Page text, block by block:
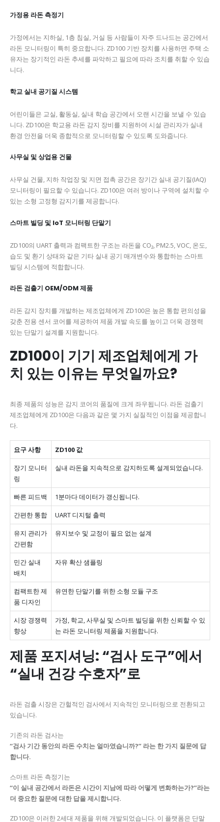
가정용 라돈 측정기
가정에서는 지하실, 1층 침실, 거실 등 사람들이 자주 드나드는 공간에서
라돈 모니터링이 특히 중요합니다. ZD100 기반 장치를 사용하면 주택 소
유자는 장기적인 라돈 추세를 파악하고 필요에 따라 조치를 취할 수 있습
니다.
학교 실내 공기질 시스템
어린이들은 교실, 활동실, 실내 학습 공간에서 오랜 시간을 보낼 수 있습
니다. ZD100은 학교용 라돈 감지 장비를 지원하여 시설 관리자가 실내
환경 안전을 더욱 종합적으로 모니터링할 수 있도록 도와줍니다.
사무실 및 상업용 건물
사무실 건물, 지하 작업장 및 지면 접촉 공간은 장기간 실내 공기질(IAQ)
모니터링이 필요할 수 있습니다. ZD100은 여러 방이나 구역에 설치할 수
있는 소형 고정형 감지기를 제공합니다.
스마트 빌딩 및 IoT 모니터링 단말기
ZD100의 UART 출력과 컴팩트한 구조는 라돈을 CO₂, PM2.5, VOC, 온도,
습도 및 환기 상태와 같은 기타 실내 공기 매개변수와 통합하는 스마트
빌딩 시스템에 적합합니다.
라돈 검출기 OEM/ODM 제품
라돈 감지 장치를 개발하는 제조업체에게 ZD100은 높은 통합 편의성을
갖춘 전용 센서 코어를 제공하여 제품 개발 속도를 높이고 더욱 경쟁력
있는 단말기 설계를 지원합니다.
ZD100이 기기 제조업체에게 가
치 있는 이유는 무엇일까요?
최종 제품의 성능은 감지 코어의 품질에 크게 좌우됩니다. 라돈 검출기
제조업체에게 ZD100은 다음과 같은 몇 가지 실질적인 이점을 제공합니
다.
요구 사항 ZD100 값
장기 모니터
링
실내 라돈을 지속적으로 감지하도록 설계되었습니다.
빠른 피드백 1분마다 데이터가 갱신됩니다.
간편한 통합 UART 디지털 출력
유지 관리가
간편함
유지보수 및 교정이 필요 없는 설계
민간 실내
배치
자유 확산 샘플링
컴팩트한 제
품 디자인
유연한 단말기를 위한 소형 모듈 구조
시장 경쟁력
향상
가정, 학교, 사무실 및 스마트 빌딩을 위한 신뢰할 수 있
는 라돈 모니터링 제품을 지원합니다.
제품 포지셔닝: “검사 도구”에서
“실내 건강 수호자”로
라돈 검출 시장은 간헐적인 검사에서 지속적인 모니터링으로 전환되고
있습니다.
기존의 라돈 검사는
“검사 기간 동안의 라돈 수치는 얼마였습니까?” 라는 한 가지 질문에 답
합니다.
스마트 라돈 측정기는
“이 실내 공간에서 라돈은 시간이 지남에 따라 어떻게 변화하는가?”라는
더 중요한 질문에 대한 답을 제시합니다.
ZD100은 이러한 2세대 제품을 위해 개발되었습니다. 이 플랫폼은 단말